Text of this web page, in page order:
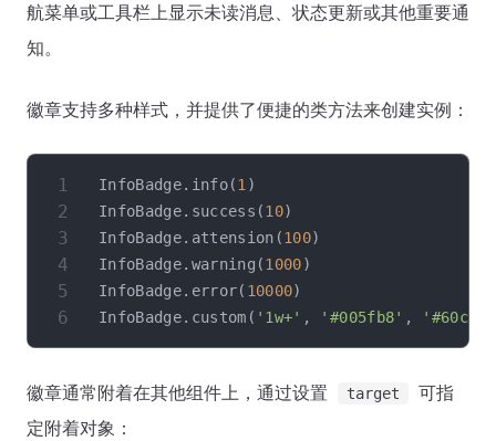
航菜单或工具栏上显示未读消息、状态更新或其他重要通
知。
徽章支持多种样式，并提供了便捷的类方法来创建实例：
InfoBadge. info(1)
InfoBadge. success (10)
InfoBadge. attension (100)
InfoBadge. warning (1000)
InfoBadge. error( 10000)
InfoBadge. custom ( '1w+' , '#005fb8' ,
徽章通常附着在其他组件上，通过设置 target
可指
定附着对象：